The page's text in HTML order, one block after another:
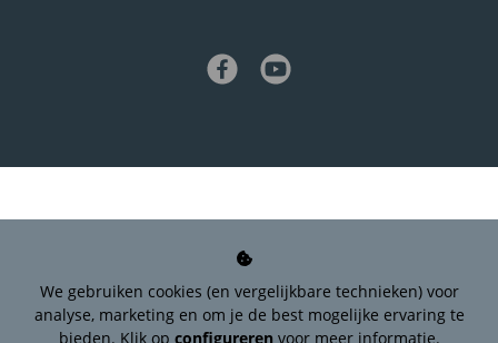
We gebruiken cookies (en vergelijkbare technieken) voor
analyse, marketing en om je de best mogelijke ervaring te
bieden. Klik op configureren voor meer informatie.